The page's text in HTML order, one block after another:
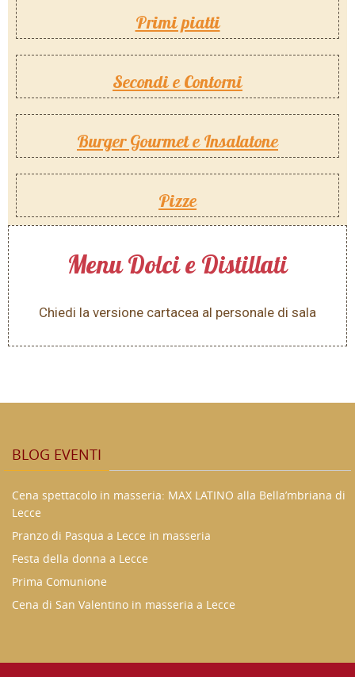
Primi piatti
Secondi e Contorni
Burger Gourmet e Insalatone
Pizze
Menu Dolci e Distillati
Chiedi la versione cartacea al personale di sala
BLOG EVENTI
Cena spettacolo in masseria: MAX LATINO alla Bella’mbriana di
Lecce
Pranzo di Pasqua a Lecce in masseria
Festa della donna a Lecce
Prima Comunione
Cena di San Valentino in masseria a Lecce